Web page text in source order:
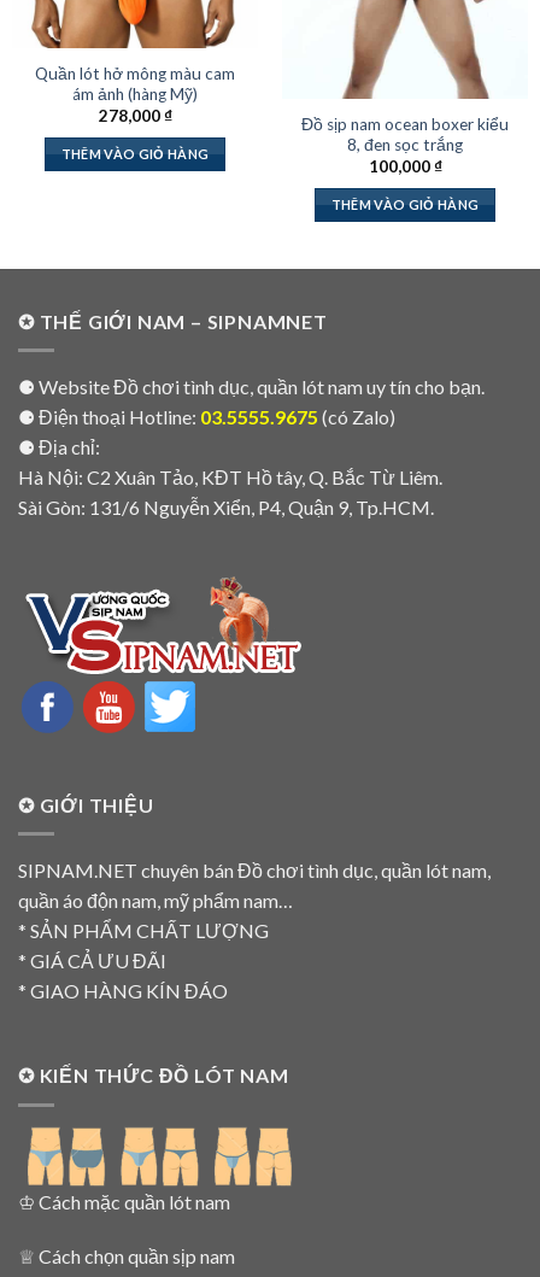
Quần lót hở mông màu cam
ám ảnh (hàng Mỹ)
278,000₫
THÊM VÀO GIỎ HÀNG
Đồ sịp nam ocean boxer kiểu
8, đen sọc trắng
100,000₫
THÊM VÀO GIỎ HÀNG
✪ THẾ GIỚI NAM – SIPNAMNET
⚈ Website Đồ chơi tình dục, quần lót nam uy tín cho bạn.
⚈ Điện thoại Hotline: 03.5555.9675 (có Zalo)
⚈ Địa chỉ:
Hà Nội: C2 Xuân Tảo, KĐT Hồ tây, Q. Bắc Từ Liêm.
Sài Gòn: 131/6 Nguyễn Xiển, P4, Quận 9, Tp.HCM.
✪ GIỚI THIỆU
SIPNAM.NET chuyên bán Đồ chơi tình dục, quần lót nam,
quần áo độn nam, mỹ phẩm nam…
* SẢN PHẨM CHẤT LƯỢNG
* GIÁ CẢ ƯU ĐÃI
* GIAO HÀNG KÍN ĐÁO
✪ KIẾN THỨC ĐỒ LÓT NAM
♔ Cách mặc quần lót nam
♕ Cách chọn quần sịp nam